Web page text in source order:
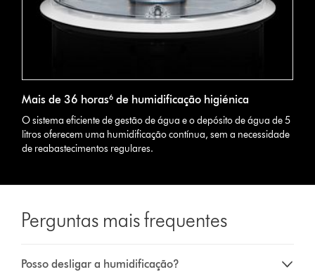
Mais de 36 horas⁶ de humidificação higiénica
O sistema eficiente de gestão de água e o depósito de água de 5
litros oferecem uma humidificação contínua, sem a necessidade
de reabastecimentos regulares.
Perguntas mais frequentes
Posso desligar a humidificação?